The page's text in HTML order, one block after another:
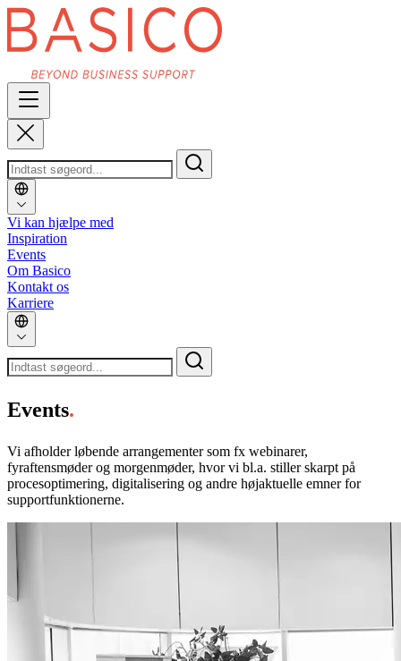
Vi kan hjælpe med
Inspiration
Events
Om Basico
Kontakt os
Karriere
Events.
Vi afholder løbende arrangementer som fx webinarer,
fyraftensmøder og morgenmøder, hvor vi bl.a. stiller skarpt på
procesoptimering, digitalisering og andre højaktuelle emner for
supportfunktionerne.